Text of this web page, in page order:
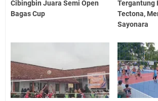
Cibingbin Juara Semi Open
Bagas Cup
Tergantung
Tectona,
Sayonara